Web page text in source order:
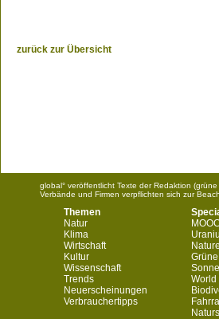
zurück zur Übersicht
global° veröffentlicht Texte der Redaktion
Verbände und Firmen verpflichten sich zur
Themen
Natur
Klima
Wirtschaft
Kultur
Wissenschaft
Trends
Neuerscheinungen
Verbrauchertipps
World